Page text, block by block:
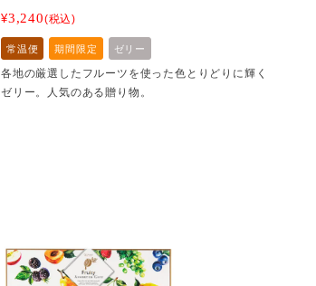
¥3,240 税込
常温便 期間限定 ゼリー
各地の厳選したフルーツを使った色とりどりに輝く
ゼリー。人気のある贈り物。